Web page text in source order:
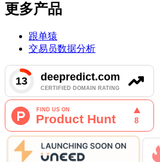
更多产品
跟单猿
交易员数据分析